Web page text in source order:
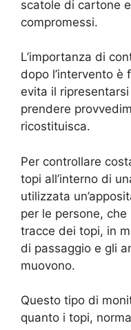
scatole di cartone
compromessi.
L’importanza di
dopo l’intervento
evita il
prendere
ricostituisca.
Per controllare
topi all’interno di
utilizzata
per le persone,
tracce dei topi, in
di passaggio e gli
muovono.
Questo tipo di
quanto i topi,